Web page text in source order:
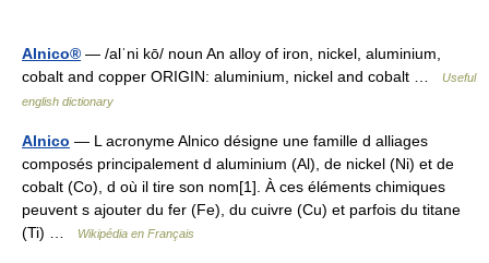
Alnico® — /alˈni kō/ noun An alloy of iron, nickel, aluminium,
cobalt and copper ORIGIN: aluminium, nickel and cobalt …
Useful
english dictionary
Alnico — L acronyme Alnico désigne une famille d alliages
composés principalement d aluminium (Al), de nickel (Ni) et de
cobalt (Co), d où il tire son nom[1]. À ces éléments chimiques
peuvent s ajouter du fer (Fe), du cuivre (Cu) et parfois du titane
(Ti) …
Wikipédia en Français